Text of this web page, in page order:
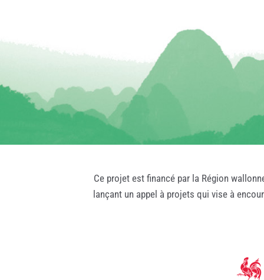
Ce projet est financé par la Région
lançant un appel à projets qui vise à